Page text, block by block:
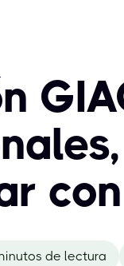
de lectura